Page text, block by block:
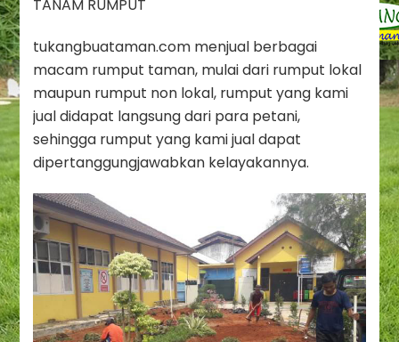
TANAM RUMPUT
tukangbuataman.com menjual berbagai
macam rumput taman, mulai dari rumput lokal
maupun rumput non lokal, rumput yang kami
jual didapat langsung dari para petani,
sehingga rumput yang kami jual dapat
dipertanggungjawabkan kelayakannya.